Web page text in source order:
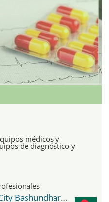
médicos y
de diagnóstico y
International Convention City Bashundhara - ICCB